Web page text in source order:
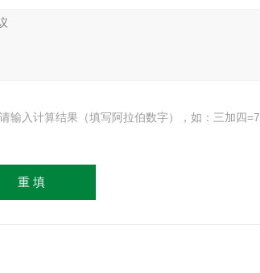
请输入计算结果（填写阿拉伯数字），如：三加四=7